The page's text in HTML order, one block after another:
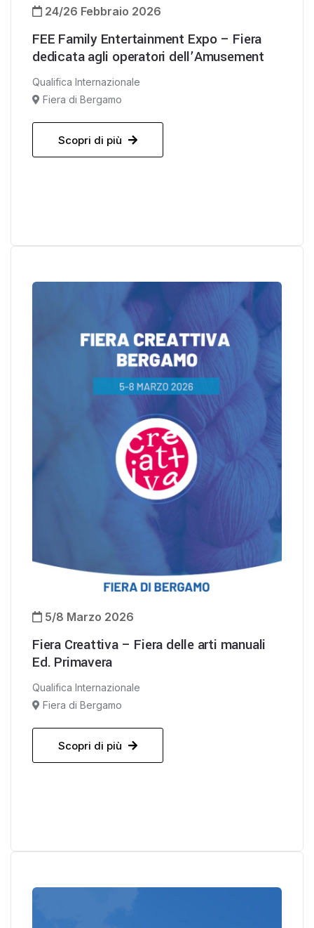
24/26 Febbraio 2026
FEE Family Entertainment Expo – Fiera
dedicata agli operatori dell’Amusement
Qualifica Internazionale
Fiera di Bergamo
Scopri di più
5/8 Marzo 2026
Fiera Creattiva – Fiera delle arti manuali
Ed. Primavera
Qualifica Internazionale
Fiera di Bergamo
Scopri di più